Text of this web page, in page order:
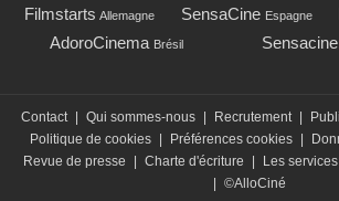
Filmstarts Allemagne SensaCine Espagne
AdoroCinema Brésil
Contact Qui sommes-nous Recrutement
Politique de cookies
Préférences cookies
Revue de presse
Charte d'écriture Les
©AlloCiné